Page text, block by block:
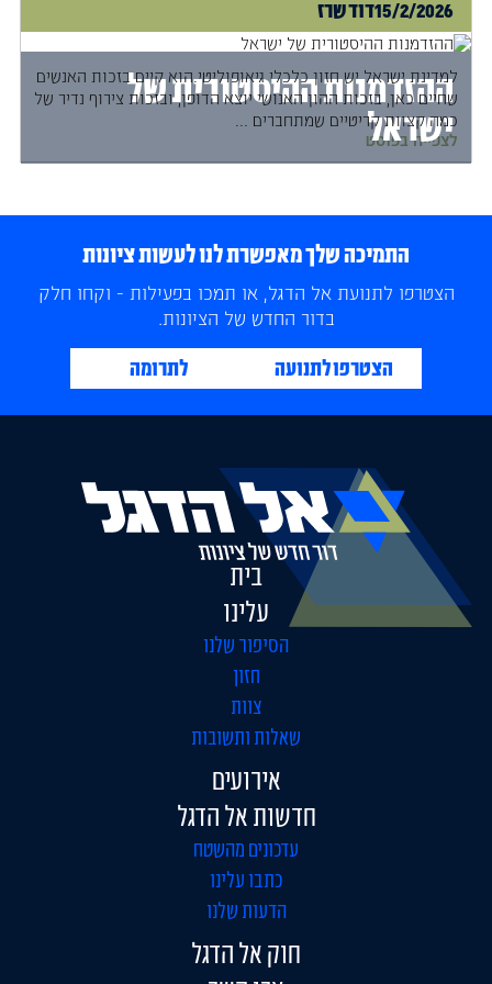
15/2/2026דוד שרז
ההזדמנות ההיסטורית של
ישראל
למדינת ישראל יש חזון כלכלי גיאופוליטי.הוא קיים בזכות האנשים
שחיים כאן, בזכות ההון האנושי יוצא הדופן, ובזכות צירוף נדיר של
כמה קצוות קריטיים שמתחברים ...
לצפייה בפוסט
התמיכה שלך מאפשרת לנו לעשות ציונות
הצטרפו לתנועת אל הדגל, או תמכו בפעילות - וקחו חלק
בדור החדש של הציונות.
הצטרפו לתנועה לתרומה
בית
עלינו
הסיפור שלנו
חזון
צוות
שאלות ותשובות
אירועים
חדשות אל הדגל
עדכונים מהשטח
כתבו עלינו
הדעות שלנו
חוק אל הדגל